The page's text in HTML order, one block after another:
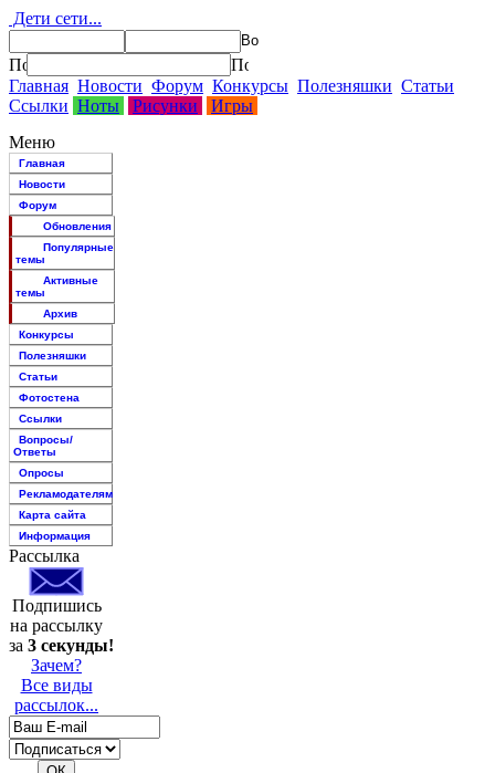
Дети сети...
Главная Новости Форум Конкурсы Полезняшки Статьи
Ссылки Ноты Рисунки
Игры
Меню
Главная
Новости
Форум
Обновления
Популярные
темы
Активные
темы
Архив
Конкурсы
Полезняшки
Статьи
Фотостена
Ссылки
Вопросы/
Ответы
Опросы
Рекламодателям
Карта сайта
Информация
Рассылка
Подпишись
на рассылку
за 3 секунды!
Зачем?
Все виды
рассылок...